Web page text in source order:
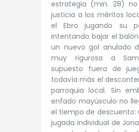
estrategia (min. 28) no
justicia a los méritos
el Ebro jugando su
intentando bajar el
un nuevo gol anulado
muy rigurosa a
supuesto fuera de
todavía más el
parroquia local. Sin
enfado mayúsculo no
el tiempo de descuento:
jugada individual de